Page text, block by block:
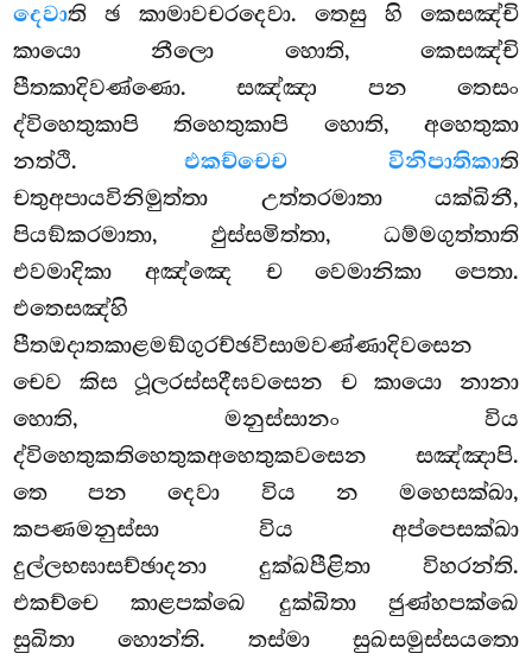
දෙවාති ඡ කාමාවචරදෙවා. තෙසු හි කෙසඤ්චි
කායො නීලො හොති, කෙසඤ්චි
පීතකාදිවණ්ණො. සඤ්ඤා පන තෙසං
ද්විහෙතුකාපි තිහෙතුකාපි හොති, අහෙතුකා
නත්ථි. එකච්චෙච විනිපාතිකාති
චතුඅපායවිනිමුත්තා උත්තරමාතා යක්ඛිනී,
පියඞ්කරමාතා, ඵුස්සමිත්තා, ධම්මගුත්තාති
එවමාදිකා අඤ්ඤෙ ච වෙමානිකා පෙතා.
එතෙසඤ්හි
පීතඔදාතකාළමඞ්ගුරච්ඡවිසාමවණ්ණාදිවසෙන
චෙව කිස ථූලරස්සදීඝවසෙන ච කායො නානා
හොති, මනුස්සානං විය
ද්විහෙතුකතිහෙතුකඅහෙතුකවසෙන සඤ්ඤාපි.
තෙ පන දෙවා විය න මහෙසක්ඛා,
කපණමනුස්සා විය අප්පෙසක්ඛා
දුල්ලභඝාසච්ඡාදනා දුක්ඛපීළිතා විහරන්ති.
එකච්චෙ කාළපක්ඛෙ දුක්ඛිතා ජුණ්හපක්ඛෙ
සුඛිතා හොන්ති. තස්මා සුඛසමුස්සයතො